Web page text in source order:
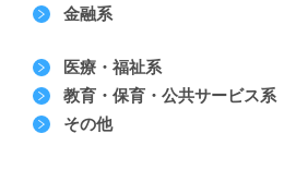
金融系
医療・福祉系
教育・保育・公共サービス系
その他